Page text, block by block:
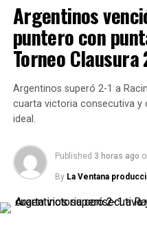
El gol tempranero reforzó
Rica, con un equipo joven
eligió replegarse y
Argentinos
puntero con
Torneo Clausura
Argentinos superó 2-1 a
cuarta victoria consecutiva y
ideal.
Published 3 horas ago
By La Ventana